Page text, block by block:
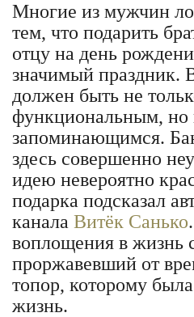
Многие из мужчин
тем, что подарить
отцу на день
значимый праздник.
должен быть не
функциональным, но
запоминающимся.
здесь совершенно
идею невероятно
подарка подсказал
канала Витёк Санько
воплощения в жизнь
проржавевший от
топор, которому
жизнь.